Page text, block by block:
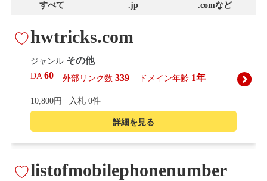
すべて .jp .comなど
詳細を見る
hwtricks.com
ジャンル その他
DA60 外部リンク数 339 ドメイン年齢 1年
10,800円 入札 0件
listofmobilephonenumber